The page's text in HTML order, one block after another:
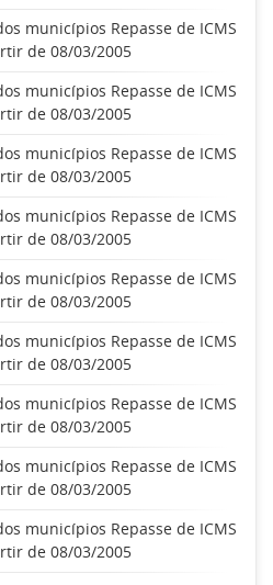
municípios Repasse de ICMS
de 08/03/2005
municípios Repasse de ICMS
de 08/03/2005
municípios Repasse de ICMS
de 08/03/2005
municípios Repasse de ICMS
de 08/03/2005
municípios Repasse de ICMS
de 08/03/2005
municípios Repasse de ICMS
de 08/03/2005
municípios Repasse de ICMS
de 08/03/2005
municípios Repasse de ICMS
de 08/03/2005
municípios Repasse de ICMS
de 08/03/2005